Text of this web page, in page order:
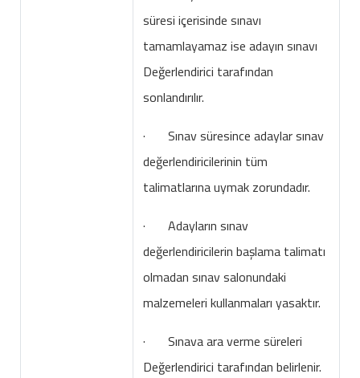
süresi içerisinde sınavı
tamamlayamaz ise adayın sınavı
Değerlendirici tarafından
sonlandırılır.
· Sınav süresince adaylar sınav
değerlendiricilerinin tüm
talimatlarına uymak zorundadır.
· Adayların sınav
değerlendiricilerin başlama talimatı
olmadan sınav salonundaki
malzemeleri kullanmaları yasaktır.
· Sınava ara verme süreleri
Değerlendirici tarafından belirlenir.